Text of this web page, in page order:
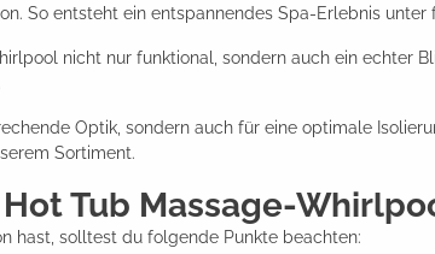
So entsteht ein entspannendes Spa-Erlebnis unter
nicht nur funktional, sondern auch ein echter
Optik, sondern auch für eine optimale
Sortiment.
Tub Massage-
hast, solltest du folgende Punkte beachten: